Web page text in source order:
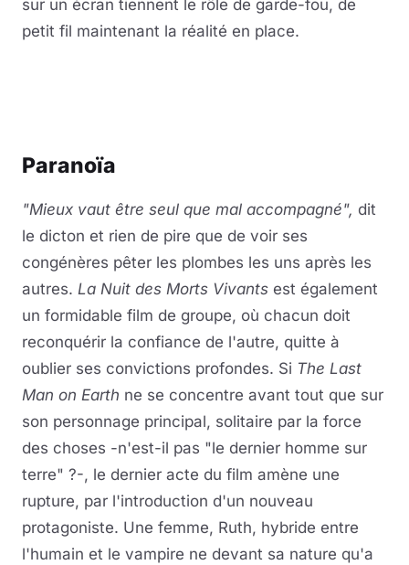
sur un écran tiennent le rôle de garde-fou, de
petit fil maintenant la réalité en place.
Paranoïa
"Mieux vaut être seul que mal accompagné", dit
le dicton et rien de pire que de voir ses
congénères pêter les plombes les uns après les
autres. La Nuit des Morts Vivants est également
un formidable film de groupe, où chacun doit
reconquérir la confiance de l'autre, quitte à
oublier ses convictions profondes. Si The Last
Man on Earth ne se concentre avant tout que sur
son personnage principal, solitaire par la force
des choses -n'est-il pas "le dernier homme sur
terre" ?-, le dernier acte du film amène une
rupture, par l'introduction d'un nouveau
protagoniste. Une femme, Ruth, hybride entre
l'humain et le vampire ne devant sa nature qu'a